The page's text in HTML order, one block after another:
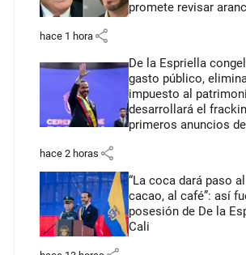
promete revisar
hace 1 hora share
De la Espriella
gasto público,
impuesto al
desarrollará el
primeros anuncios
hace 2 horas share
“La coca dará paso
cacao, al café”: así
posesión de De la
Cali